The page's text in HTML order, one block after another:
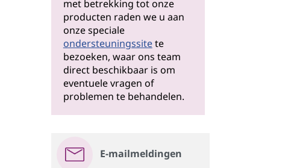
met betrekking tot onze
producten raden we u aan
onze speciale
ondersteuningssitete
bezoeken, waar ons team
direct beschikbaar is om
eventuele vragen of
problemen te behandelen.
E-mailmeldingen